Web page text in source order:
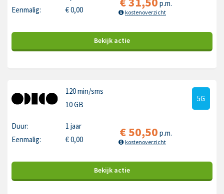
Eenmalig:
€0,00
p.m.
kostenoverzicht
Bekijk actie
120 min/sms
10 GB
5G
Duur:
1 jaar
Eenmalig:
€0,00 €50,50 p.m.
kostenoverzicht
Bekijk actie